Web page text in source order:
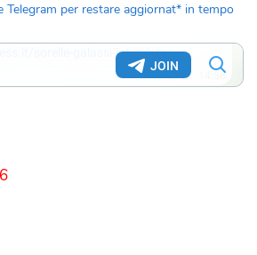
Telegram per restare aggiornat* in tempo